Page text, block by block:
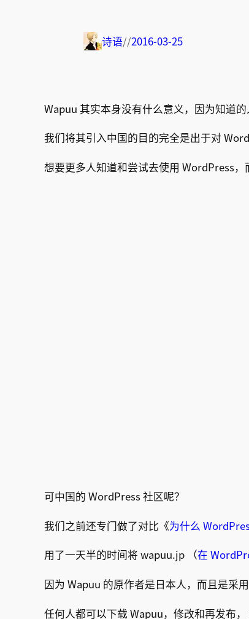
诗语//2016-03-25
Wapuu 其实本身没有什么意义，因为知道
我们将其引入中国的目的完全是出于对
想要更多人知道和尝试去使用 WordPress，
可中国的 WordPress 社区呢？
我们之前还专门做了对比《为什么
用了一天半的时间将 wapuu.jp （在
因为 Wapuu 的原作者是日本人，而且是采
任何人都可以下载 Wapuu，修改和再发布